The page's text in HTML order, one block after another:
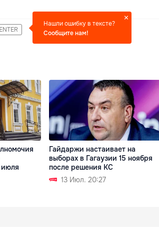
ENTER
Нашли ошибку в тексте?
Сообщите нам!
июля
Гайдаржи настаивает на
выборах в Гагаузии 15 ноября
после решения КС
13 Июл. 20:27